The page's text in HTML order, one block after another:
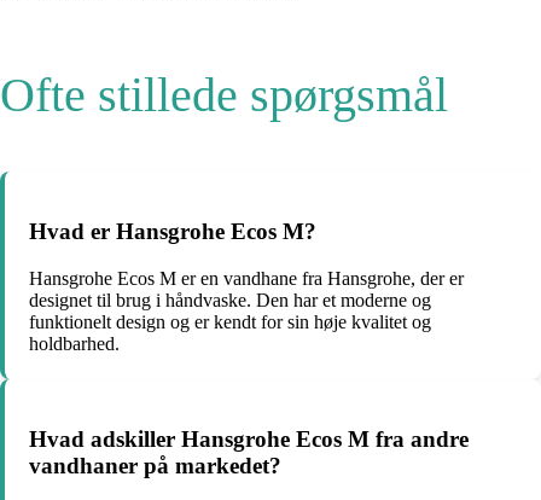
Ofte stillede spørgsmål
Hvad er Hansgrohe Ecos M?
Hansgrohe Ecos M er en vandhane fra Hansgrohe, der er
designet til brug i håndvaske. Den har et moderne og
funktionelt design og er kendt for sin høje kvalitet og
holdbarhed.
Hvad adskiller Hansgrohe Ecos M fra andre
vandhaner på markedet?